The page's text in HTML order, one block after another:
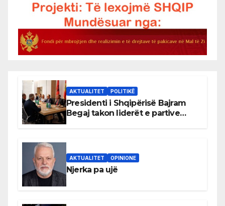
AKTUALITET POLITIKË
Presidenti i Shqipërisë Bajram
Begaj takon liderët e partive
AKTUALITET OPINIONE
Njerka pa ujë